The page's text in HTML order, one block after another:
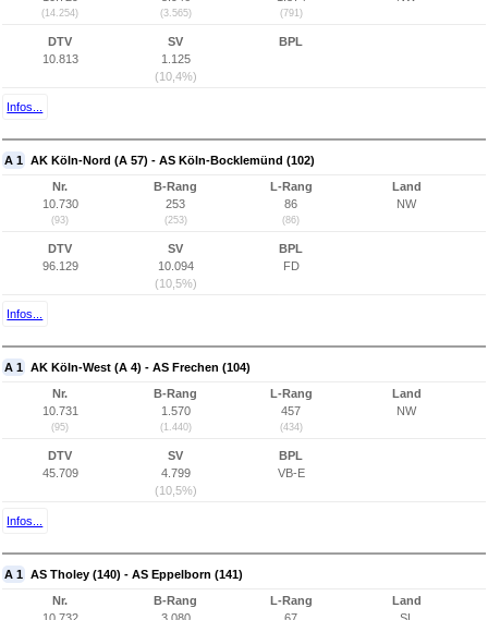
(14.254) (3.565) (791)
DTV
10.813
SV
1.125
(10,4%)
BPL
Infos...
A 1 AK Köln-Nord (A 57) - AS Köln-Bocklemünd (102)
Nr.
10.730
(93)
B-Rang
253
(253)
L-Rang
86
(86)
Land
NW
DTV
96.129
SV
10.094
(10,5%)
BPL
FD
Infos...
A 1 AK Köln-West (A 4) - AS Frechen (104)
Nr.
10.731
(95)
B-Rang
1.570
(1.440)
L-Rang
457
(434)
Land
NW
DTV
45.709
SV
4.799
(10,5%)
BPL
VB-E
Infos...
A 1 AS Tholey (140) - AS Eppelborn (141)
Nr.
B-Rang
L-Rang
Land